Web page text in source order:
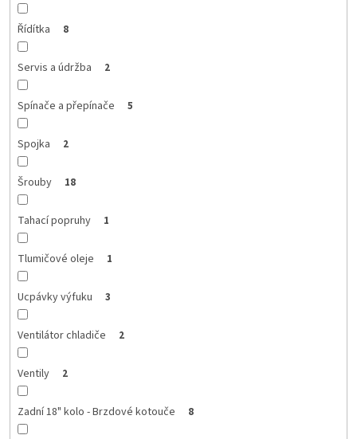
Řídítka 8
Servis a údržba 2
Spínače a přepínače 5
Spojka 2
Šrouby 18
Tahací popruhy 1
Tlumičové oleje 1
Ucpávky výfuku 3
Ventilátor chladiče 2
Ventily 2
Zadní 18" kolo - Brzdové kotouče 8